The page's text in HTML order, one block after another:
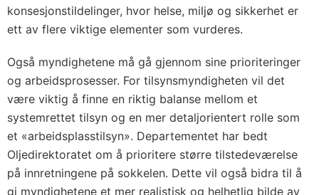
konsesjonstildelinger, hvor helse, miljø og sikkerhet er
ett av flere viktige elementer som vurderes.
Også myndighetene må gå gjennom sine prioriteringer
og arbeidsprosesser. For tilsynsmyndigheten vil det
være viktig å finne en riktig balanse mellom et
systemrettet tilsyn og en mer detaljorientert rolle som
et «arbeidsplasstilsyn». Departementet har bedt
Oljedirektoratet om å prioritere større tilstedeværelse
på innretningene på sokkelen. Dette vil også bidra til å
gi myndighetene et mer realistisk og helhetlig bilde av